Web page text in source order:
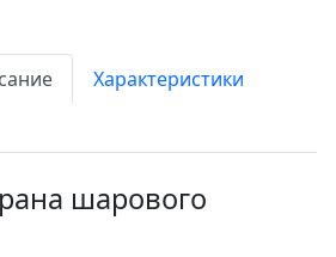
Характеристики
шарового